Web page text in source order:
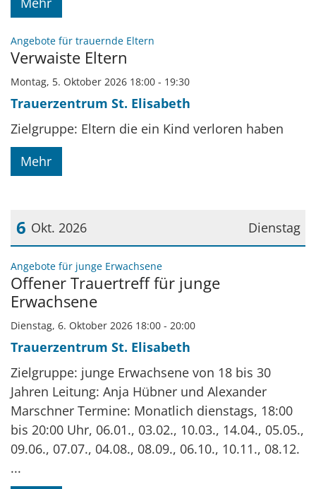
Angebote für trauernde Eltern
Verwaiste Eltern
Montag, 5. Oktober 2026 18:00 - 19:30
Trauerzentrum St. Elisabeth
Zielgruppe: Eltern die ein Kind verloren haben
Mehr
Dienstag
6 Okt. 2026
Datum: 6. Oktober 2026
Angebote für junge Erwachsene:
Offener Trauertreff für junge
Erwachsene
Dienstag, 6. Oktober 2026 18:00 - 20:00
Trauerzentrum St. Elisabeth
Zielgruppe: junge Erwachsene von 18 bis 30
Jahren Leitung: Anja Hübner und Alexander
Marschner Termine: Monatlich dienstags, 18:00
bis 20:00 Uhr, 06.01., 03.02., 10.03., 14.04., 05.05.,
09.06., 07.07., 04.08., 08.09., 06.10., 10.11., 08.12.
...